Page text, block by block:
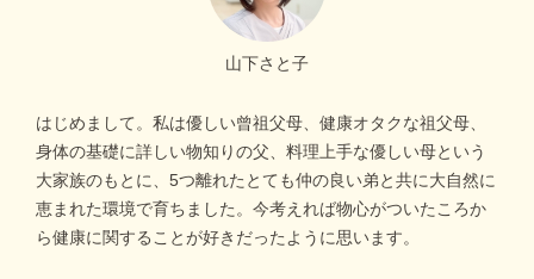
山下さと子
はじめまして。私は優しい曾祖父母、健康オタクな祖父母、
身体の基礎に詳しい物知りの父、料理上手な優しい母という
大家族のもとに、5つ離れたとても仲の良い弟と共に大自然に
恵まれた環境で育ちました。今考えれば物心がついたころか
ら健康に関することが好きだったように思います。